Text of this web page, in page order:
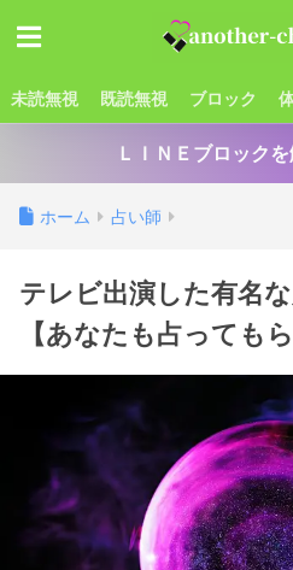
未読無視 既読無視 ブロック
ＬＩＮＥブロック
ホーム 占い師
テレビ出演した有名
【あなたも占ってもら